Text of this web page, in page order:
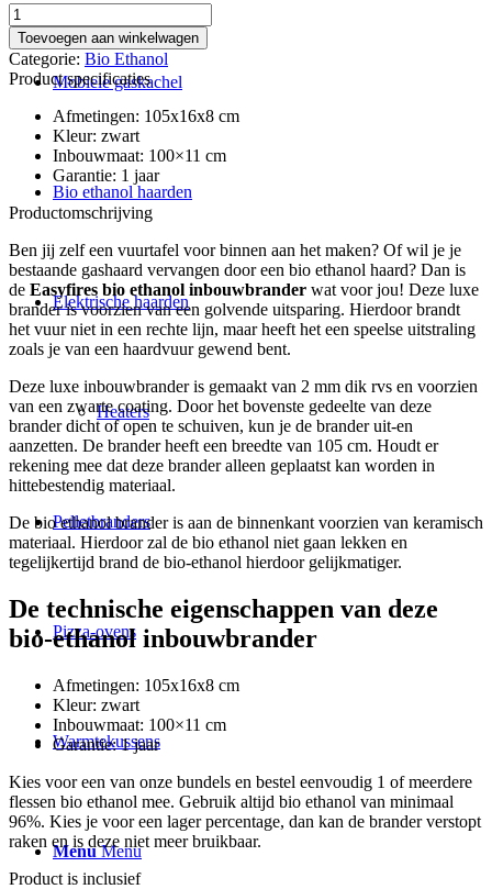
Mobiele gaskachel
Bio ethanol haarden
Elektrische haarden
Heaters
Pelletbranders
Pizza-ovens
Warmtekussens
Menu Menu
Easyfires
bio
ethanol
inbouwbrander
Flow
105x16x8
aantal
Toevoegen aan winkelwagen
Categorie: Bio Ethanol
Product specificaties
Afmetingen: 105x16x8 cm
Kleur: zwart
Inbouwmaat: 100×11 cm
Garantie: 1 jaar
Productomschrijving
Ben jij zelf een vuurtafel voor binnen aan het maken? Of wil je je
bestaande gashaard vervangen door een bio ethanol haard? Dan is
de Easyfires bio ethanol inbouwbrander wat voor jou! Deze luxe
brander is voorzien van een golvende uitsparing. Hierdoor brandt
het vuur niet in een rechte lijn, maar heeft het een speelse uitstraling
zoals je van een haardvuur gewend bent.
Deze luxe inbouwbrander is gemaakt van 2 mm dik rvs en voorzien
van een zwarte coating. Door het bovenste gedeelte van deze
brander dicht of open te schuiven, kun je de brander uit-en
aanzetten. De brander heeft een breedte van 105 cm. Houdt er
rekening mee dat deze brander alleen geplaatst kan worden in
hittebestendig materiaal.
De bio ethanol brander is aan de binnenkant voorzien van keramisch
materiaal. Hierdoor zal de bio ethanol niet gaan lekken en
tegelijkertijd brand de bio-ethanol hierdoor gelijkmatiger.
De technische eigenschappen van deze
bio-ethanol inbouwbrander
Afmetingen: 105x16x8 cm
Kleur: zwart
Inbouwmaat: 100×11 cm
Garantie: 1 jaar
Kies voor een van onze bundels en bestel eenvoudig 1 of meerdere
flessen bio ethanol mee. Gebruik altijd bio ethanol van minimaal
96%. Kies je voor een lager percentage, dan kan de brander verstopt
raken en is deze niet meer bruikbaar.
Product is inclusief